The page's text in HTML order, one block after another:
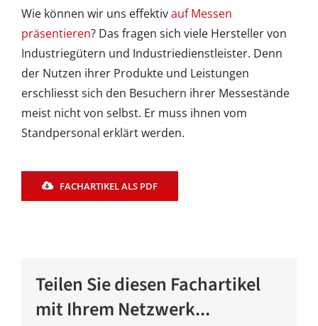
Wie können wir uns effektivauf Messen
präsentieren? Das fragen sich viele Hersteller von
Industriegütern und Industriedienstleister. Denn
der Nutzen ihrer Produkte und Leistungen
erschliesst sich den Besuchern ihrer Messestände
meist nicht von selbst. Er muss ihnen vom
Standpersonal erklärt werden.
FACHARTIKEL ALS PDF
Teilen Sie diesen Fachartikel
mit Ihrem Netzwerk...